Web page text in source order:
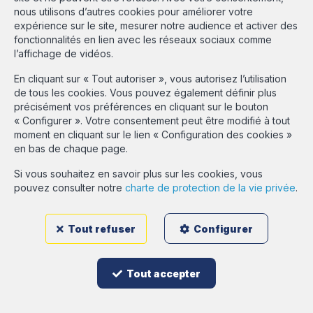
nous utilisons d’autres cookies pour améliorer votre
expérience sur le site, mesurer notre audience et activer des
fonctionnalités en lien avec les réseaux sociaux comme
l’affichage de vidéos.
En cliquant sur « Tout autoriser », vous autorisez l’utilisation
de tous les cookies. Vous pouvez également définir plus
précisément vos préférences en cliquant sur le bouton
« Configurer ». Votre consentement peut être modifié à tout
moment en cliquant sur le lien « Configuration des cookies »
en bas de chaque page.
Si vous souhaitez en savoir plus sur les cookies, vous
pouvez consulter notre charte de protection de la vie privée.
Tout refuser Configurer
Tout accepter
Conditions générales d'utilisation du site
Charte de la protection de la vie privée
Gestion des consentements
Estimation GRATUITE
Login propriétaire
Designed and developed byWebulous